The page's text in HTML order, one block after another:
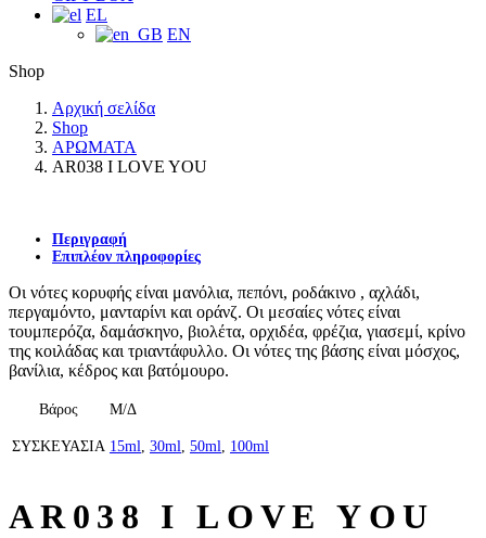
EL
EN
Shop
Αρχική σελίδα
Shop
ΑΡΩΜΑΤΑ
AR038 I LOVE YOU
Περιγραφή
Επιπλέον πληροφορίες
Οι νότες κορυφής είναι μανόλια, πεπόνι, ροδάκινο , αχλάδι,
περγαμόντο, μανταρίνι και οράνζ. Οι μεσαίες νότες είναι
τουμπερόζα, δαμάσκηνο, βιολέτα, ορχιδέα, φρέζια, γιασεμί, κρίνο
της κοιλάδας και τριαντάφυλλο. Οι νότες της βάσης είναι μόσχος,
βανίλια, κέδρος και βατόμουρο.
Βάρος Μ/Δ
ΣΥΣΚΕΥΑΣΙΑ 15ml, 30ml, 50ml, 100ml
AR038 I LOVE YOU